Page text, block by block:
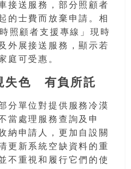
接送服務，部分照顧者
的士費而放棄申請。相
照顧者支援專線」現時
外展接送服務，顯示若
庭可受惠。
失色 有負所託
分單位對提供服務冷漠
當處理服務查詢及申
納申請人，更加自設關
更新系統空缺資料的重
不重視和履行它們的使